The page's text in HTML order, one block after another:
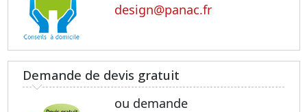
design@panac.fr
Demande de devis gratuit
ou demande